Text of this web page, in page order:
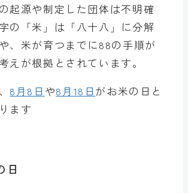
起源や制定した団体は不明確
の「米」は「八十八」に分解
、米が育つまでに88の手順が
えが根拠とされています。
8月8日 や8月18日 がお米の日と
ます
日